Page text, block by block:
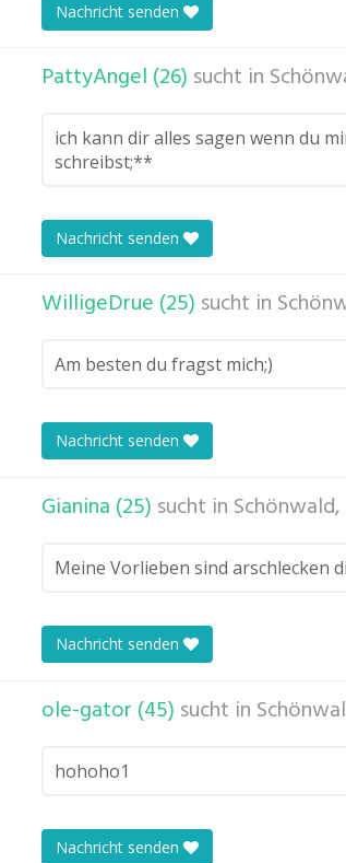
Nachricht senden
PattyAngel (26) sucht in
ich kann dir alles sagen wenn du
schreibst;**
Nachricht senden
WilligeDrue (25) sucht in
Am besten du fragst mich;)
Nachricht senden
Gianina (25) sucht in
Meine Vorlieben sind arschlecken
Nachricht senden
ole-gator (45) sucht in
hohoho1
Nachricht senden